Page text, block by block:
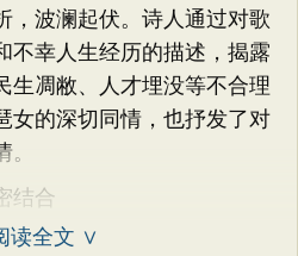
，波澜起伏。诗人通过对歌
不幸人生经历的描述，揭露
生凋敝、人才埋没等不合理
女的深切同情，也抒发了对
结合
读全文 ∨